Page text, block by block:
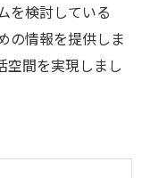
を検討している
の情報を提供しま
空間を実現しまし